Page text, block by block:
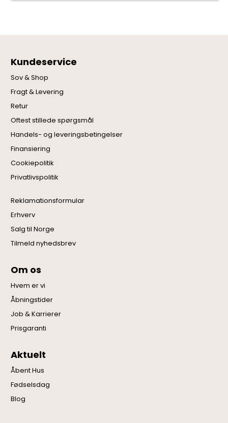
Kundeservice
Sov & Shop
Fragt & Levering
Retur
Oftest stillede spørgsmål
Handels- og leveringsbetingelser
Finansiering
Cookiepolitik
Privatlivspolitik
Reklamationsformular
Erhverv
Salg til Norge
Tilmeld nyhedsbrev
Om os
Hvem er vi
Åbningstider
Job & Karrierer
Prisgaranti
Aktuelt
Åbent Hus
Fødselsdag
Blog